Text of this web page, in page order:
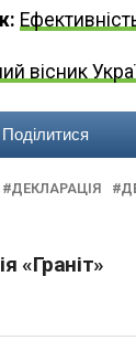
вісник
Поділитися
ДЕКЛАРАЦІЯ
«Граніт»